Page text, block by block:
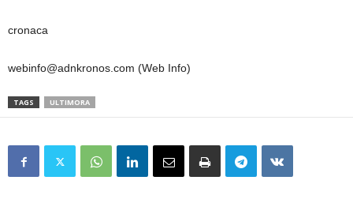
cronaca
webinfo@adnkronos.com (Web Info)
TAGS ULTIMORA